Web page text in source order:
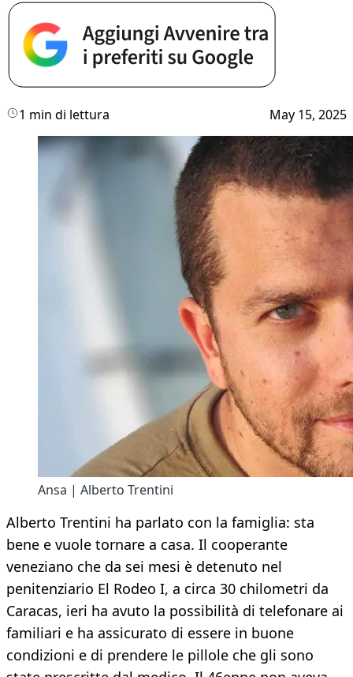
1 min di lettura May 15, 2025
Ansa | Alberto Trentini
Alberto Trentini ha parlato con la famiglia: sta
bene e vuole tornare a casa. Il cooperante
veneziano che da sei mesi è detenuto nel
penitenziario El Rodeo I, a circa 30 chilometri da
Caracas, ieri ha avuto la possibilità di telefonare ai
familiari e ha assicurato di essere in buone
condizioni e di prendere le pillole che gli sono